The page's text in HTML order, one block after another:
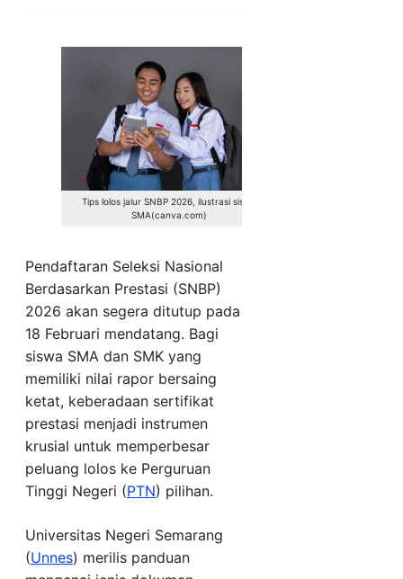
Tips lolos jalur SNBP 2026, ilustrasi siswa
SMA(canva.com)
Pendaftaran Seleksi Nasional
Berdasarkan Prestasi (SNBP)
2026 akan segera ditutup pada
18 Februari mendatang. Bagi
siswa SMA dan SMK yang
memiliki nilai rapor bersaing
ketat, keberadaan sertifikat
prestasi menjadi instrumen
krusial untuk memperbesar
peluang lolos ke Perguruan
Tinggi Negeri (PTN) pilihan.
Universitas Negeri Semarang
(Unnes) merilis panduan